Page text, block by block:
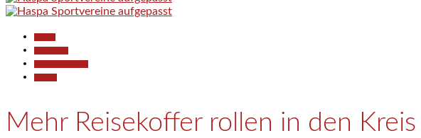
Mehr Reisekoffer rollen in den